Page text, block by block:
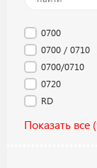
0700
0700 / 0710
0700/0710
0720
RD
Показать все